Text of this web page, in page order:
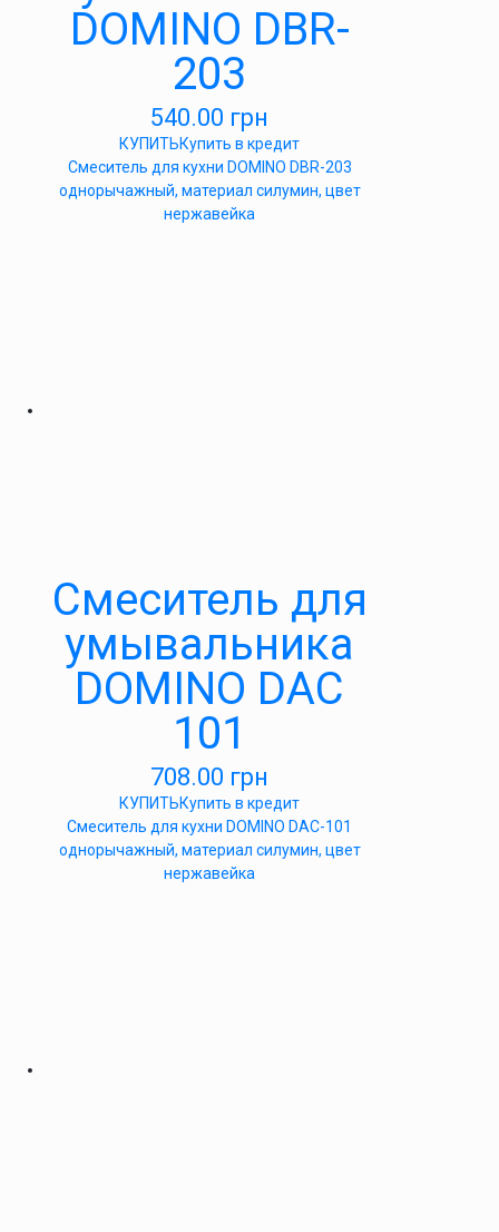
DOMINO DBR-
203
540.00 грн
КУПИТЬКупить в кредит
Cмеситель для кухни DOMINO DBR-203
однорычажный, материал силумин, цвет
нержавейка
Cмеситель для
умывальника
DOMINO DAC
101
708.00 грн
КУПИТЬКупить в кредит
Cмеситель для кухни DOMINO DAC-101
однорычажный, материал силумин, цвет
нержавейка